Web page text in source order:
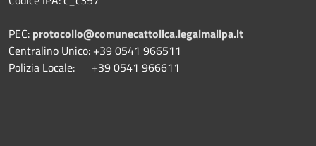
PEC: protocollo@comunecattolica.legalmailpa.it
Centralino Unico: +39 0541 966511
Polizia Locale: +39 0541 966611